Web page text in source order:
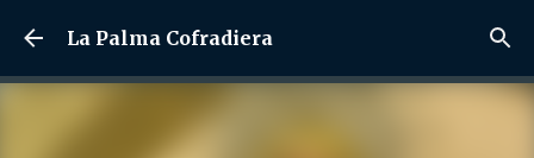
Ir al contenido principal
La Palma Cofradiera